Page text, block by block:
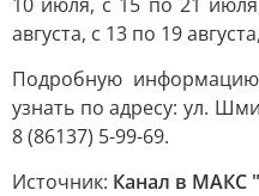
августа, с 13 по 19
Подробную
узнать по адресу: ул.
8 (86137) 5-99-69.
Источник: Канал в МАКС